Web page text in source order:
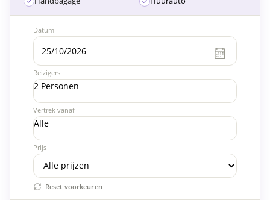
Reizigers
2 Personen
Vertrek vanaf
Alle
Prijs
Datum
Reset voorkeuren